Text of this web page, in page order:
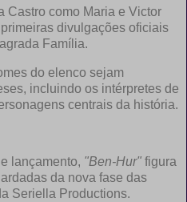
Castro como Maria e Victor
divulgações oficiais
Família.
do elenco sejam
incluindo os intérpretes de
centrais da história.
lançamento, "Ben-Hur" figura
da nova fase das
Seriella Productions.